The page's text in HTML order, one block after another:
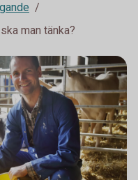
man tänka?